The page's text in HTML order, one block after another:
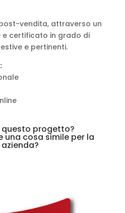
vendita, attraverso un
certificato in grado di
e pertinenti.
questo progetto?
una cosa simile per la